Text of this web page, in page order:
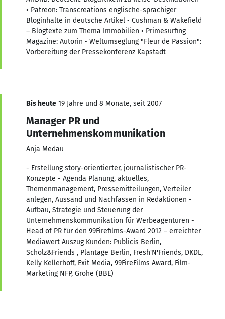
• Patreon: Transcreations englische-sprachiger
Bloginhalte in deutsche Artikel • Cushman & Wakefield
– Blogtexte zum Thema Immobilien • Primesurfing
Magazine: Autorin • Weltumseglung "Fleur de Passion":
Vorbereitung der Pressekonferenz Kapstadt
Bis heute 19 Jahre und 8 Monate, seit 2007
Manager PR und
Unternehmenskommunikation
Anja Medau
- Erstellung story-orientierter, journalistischer PR-
Konzepte - Agenda Planung, aktuelles,
Themenmanagement, Pressemitteilungen, Verteiler
anlegen, Aussand und Nachfassen in Redaktionen -
Aufbau, Strategie und Steuerung der
Unternehmenskommunikation für Werbeagenturen -
Head of PR für den 99Firefilms-Award 2012 – erreichter
Mediawert Auszug Kunden: Publicis Berlin,
Scholz&Friends , Plantage Berlin, Fresh'N'Friends, DKDL,
Kelly Kellerhoff, Exit Media, 99FireFilms Award, Film-
Marketing NFP, Grohe (BBE)